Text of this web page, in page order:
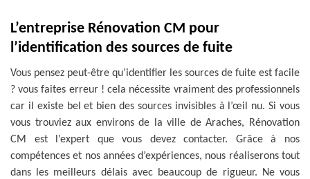
L’entreprise Rénovation CM pour
l’identification des sources de fuite
Vous pensez peut-être qu’identifier les sources de fuite est facile
? vous faites erreur ! cela nécessite vraiment des professionnels
car il existe bel et bien des sources invisibles à l’œil nu. Si vous
vous trouviez aux environs de la ville de Araches, Rénovation
CM est l’expert que vous devez contacter. Grâce à nos
compétences et nos années d’expériences, nous réaliserons tout
dans les meilleurs délais avec beaucoup de rigueur. Ne vous